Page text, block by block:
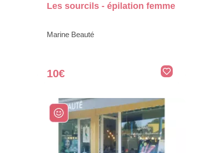
Les sourcils - épilation femme
Marine Beauté
10€